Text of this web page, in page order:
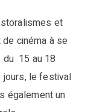
et
cinéma à se
du 15 au 18
jours, le festival
également un